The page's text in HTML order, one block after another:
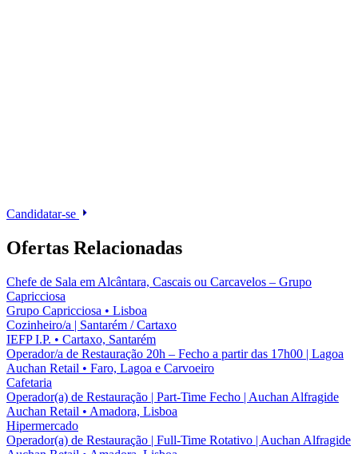
Candidatar-se
Ofertas Relacionadas
Chefe de Sala em Alcântara, Cascais ou Carcavelos – Grupo
Capricciosa
Grupo Capricciosa • Lisboa
Cozinheiro/a | Santarém / Cartaxo
IEFP I.P. • Cartaxo, Santarém
Operador/a de Restauração 20h – Fecho a partir das 17h00 | Lagoa
Auchan Retail • Faro, Lagoa e Carvoeiro
Cafetaria
Operador(a) de Restauração | Part-Time Fecho | Auchan Alfragide
Auchan Retail • Amadora, Lisboa
Hipermercado
Operador(a) de Restauração | Full-Time Rotativo | Auchan Alfragide